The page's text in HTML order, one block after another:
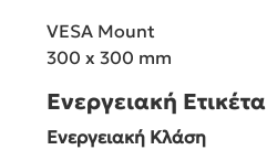
VESA Mount
300 x 300 mm
Ενεργειακή Ετικέτα
Ενεργειακή Κλάση